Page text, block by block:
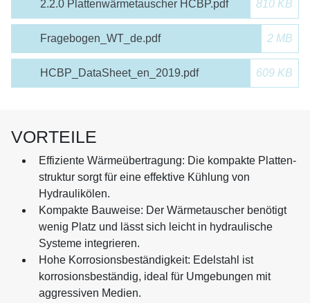
2.2.0 Plattenwärmetauscher HCBP.pdf 810 KB
Fragebogen_WT_de.pdf 2 MB
HCBP_DataSheet_en_2019.pdf 609 KB
VORTEILE
Effiziente Wärmeübertragung: Die kompakte Platten-
struktur sorgt für eine effektive Kühlung von
Hydraulikölen.
Kompakte Bauweise: Der Wärmetauscher benötigt
wenig Platz und lässt sich leicht in hydraulische
Systeme integrieren.
Hohe Korrosionsbeständigkeit: Edelstahl ist
korrosionsbeständig, ideal für Umgebungen mit
aggressiven Medien.